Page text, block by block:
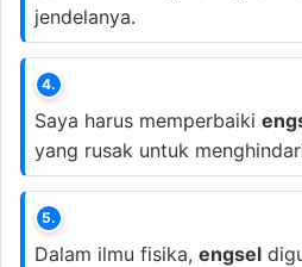
jendelanya.
4.
Saya harus memperbaiki
yang rusak untuk
5.
Dalam ilmu fisika, engsel